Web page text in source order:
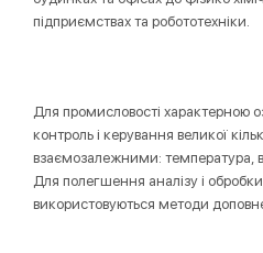
підприємствах та робототехніки.
Для промисловості характерною
контроль і керування великої
взаємозалежними: температура,
Для полегшення аналізу і
використовуються методи